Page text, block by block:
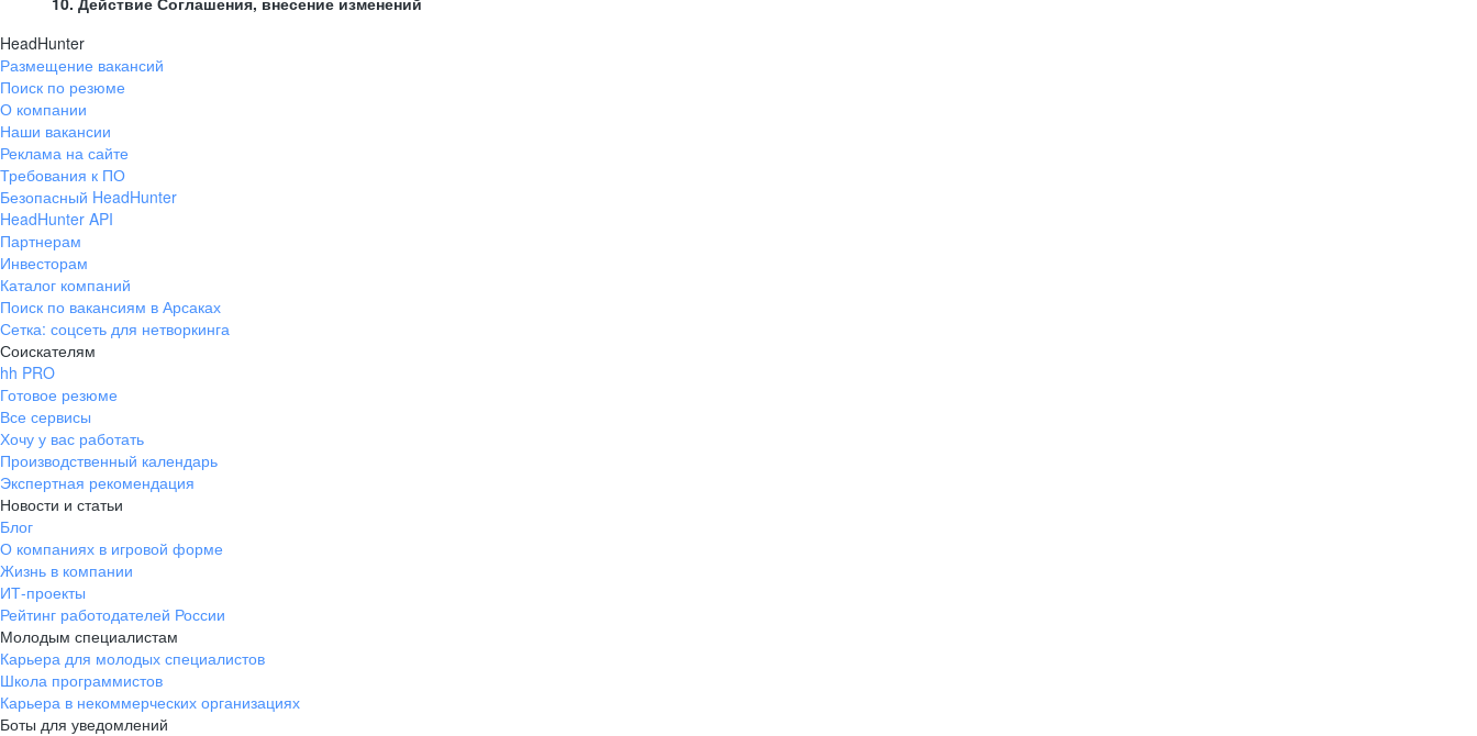
HeadHunter
Размещение вакансий
Поиск по резюме
О компании
Наши вакансии
Реклама на сайте
Требования к ПО
Безопасный HeadHunter
HeadHunter API
Партнерам
Инвесторам
Каталог компаний
Поиск по вакансиям в Арсаках
Сетка: соцсеть для нетворкинга
Соискателям
hh PRO
Готовое резюме
Все сервисы
Хочу у вас работать
Производственный календарь
Экспертная рекомендация
Новости и статьи
Блог
О компаниях в игровой форме
Жизнь в компании
ИТ-проекты
Рейтинг работодателей России
Молодым специалистам
Карьера для молодых специалистов
Школа программистов
Карьера в некоммерческих организациях
Боты для уведомлений